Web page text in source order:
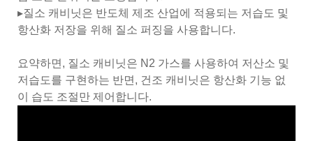
▸질소 캐비닛은 반도체 제조 산업에 적용되는 저습도 및
항산화 저장을 위해 질소 퍼징을 사용합니다.
요약하면, 질소 캐비닛은 N2 가스를 사용하여 저산소 및
저습도를 구현하는 반면, 건조 캐비닛은 항산화 기능 없
이 습도 조절만 제어합니다.